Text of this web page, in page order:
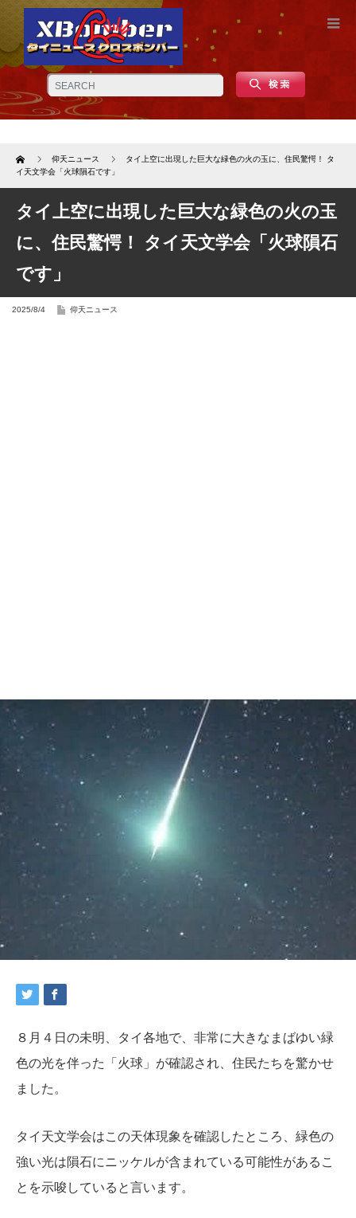
Home 仰天ニュース
タイ上空に出現した巨大な緑色の火の玉に、住民驚愕！ タ
イ天文学会「火球隕石です」
タイ上空に出現した巨大な緑色の火の玉
に、住民驚愕！ タイ天文学会「火球隕石
です」
2025/8/4 仰天ニュース
８月４日の未明、タイ各地で、非常に大きなまばゆい緑
色の光を伴った「火球」が確認され、住民たちを驚かせ
ました。
タイ天文学会はこの天体現象を確認したところ、緑色の
強い光は隕石にニッケルが含まれている可能性があるこ
とを示唆していると言います。